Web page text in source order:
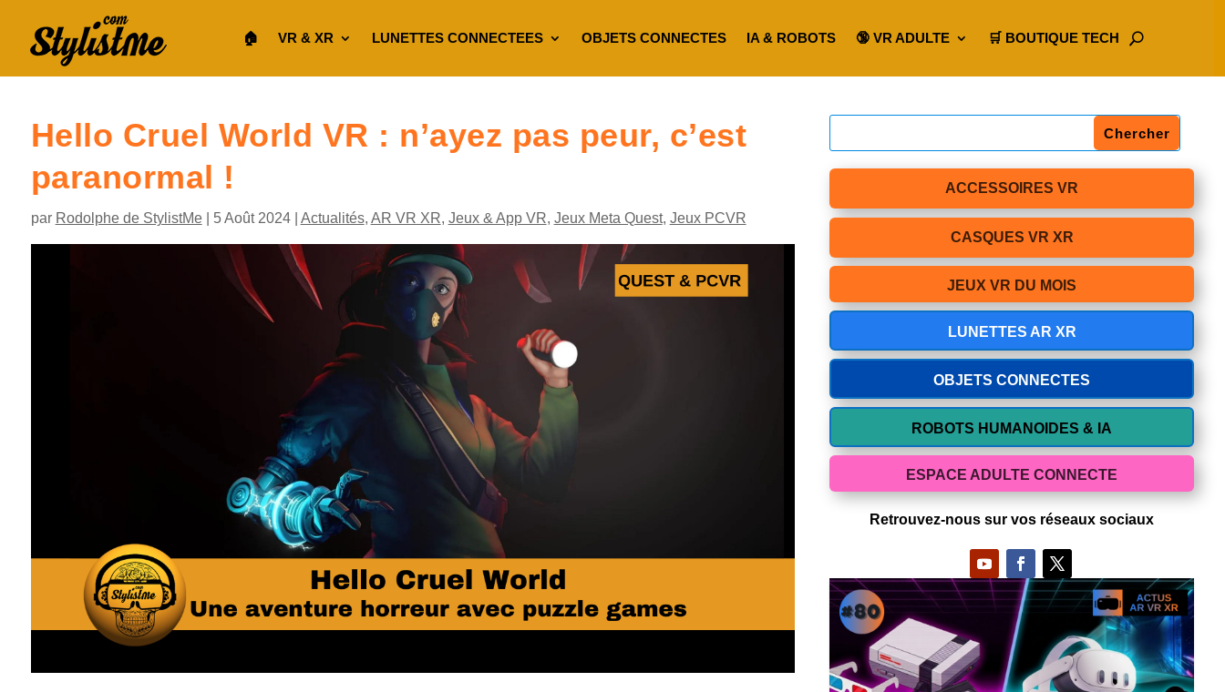
🏠︎ VR & XR LUNETTES CONNECTEES OBJETS CONNECTES IA & ROBOTS 🔞 VR ADULTE 🛒 BOUTIQUE TECH
Hello Cruel World VR : n’ayez pas peur, c’est
paranormal !
par Rodolphe de StylistMe| 5 Août 2024| Actualités, AR VR XR, Jeux & App VR, Jeux Meta Quest, Jeux PCVR
ACCESSOIRES VR
CASQUES VR XR
JEUX VR DU MOIS
LUNETTES AR XR
OBJETS CONNECTES
ROBOTS HUMANOIDES & IA
ESPACE ADULTE CONNECTE
Retrouvez-nous sur vos réseaux sociaux